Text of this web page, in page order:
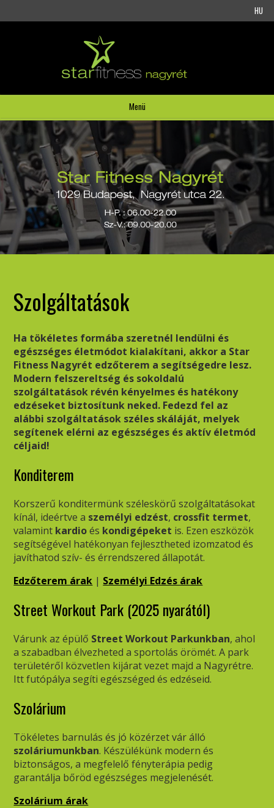
HU
Menü
Szolgáltatások
Ha tökéletes formába szeretnél lendülni és
egészséges életmódot kialakítani, akkor a Star
Fitness Nagyrét edzőterem a segítségedre lesz.
Modern felszereltség és sokoldalú
szolgáltatások révén kényelmes és hatékony
edzéseket biztosítunk neked. Fedezd fel az
alábbi szolgáltatások széles skáláját, melyek
segítenek elérni az egészséges és aktív életmód
céljaid!
Konditerem
Korszerű konditermünk széleskörű szolgáltatásokat
kínál, ideértve a személyi edzést, crossfit termet,
valamint kardioés kondigépeket is. Ezen eszközök
segítségével hatékonyan fejlesztheted izomzatod és
javíthatod szív- és érrendszered állapotát.
Edzőterem árak | Személyi Edzés árak
Street Workout Park (2025 nyarától)
Várunk az épülő Street Workout Parkunkban, ahol
a szabadban élvezheted a sportolás örömét.A park
területéről közvetlen kijárat vezet majd a Nagyrétre.
Itt futópálya segíti egészséged és edzéseid.
Szolárium
Tökéletes barnulás és jó közérzet vár álló
szoláriumunkban. Készülékünk modern és
biztonságos, a megfelelő fényterápia pedig
garantálja bőröd egészséges megjelenését.
Szolárium árak